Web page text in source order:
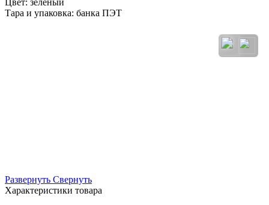
Цвет: зеленый
Тара и упаковка: банка ПЭТ
Развернуть Свернуть
Характеристики товара